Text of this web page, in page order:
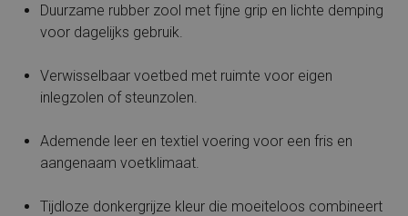
Duurzame rubber zool met fijne grip en lichte demping
voor dagelijks gebruik.
Verwisselbaar voetbed met ruimte voor eigen
inlegzolen of steunzolen.
Ademende leer en textiel voering voor een fris en
aangenaam voetklimaat.
Tijdloze donkergrijze kleur die moeiteloos combineert